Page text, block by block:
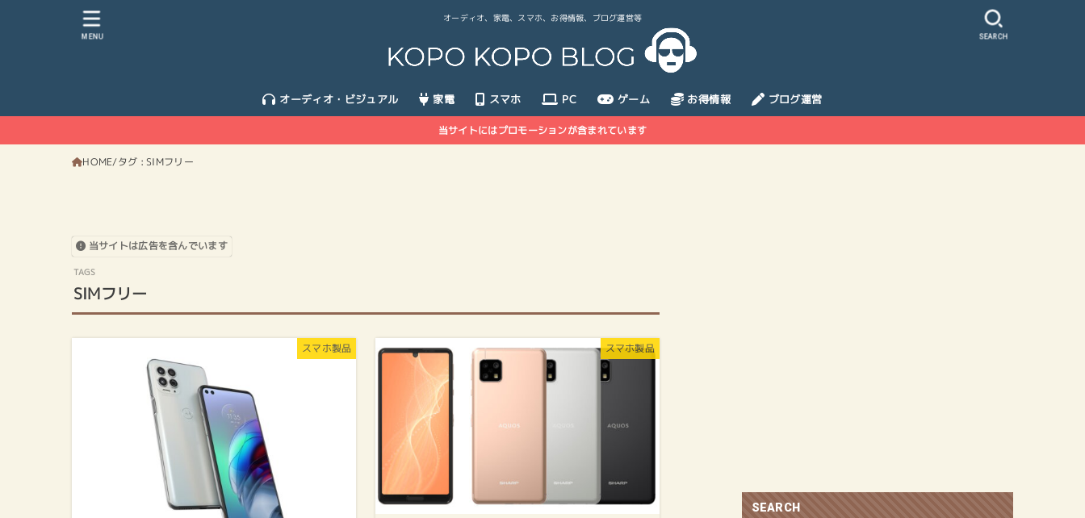
オーディオ、家電、スマホ、お得情報、ブログ運営等
オーディオ・ビジュアル 家電 スマホ PC ゲーム お得情報 ブログ運営
SEARCH
MENU
当サイトにはプロモーションが含まれています
HOME タグ : SIMフリー
当サイトは広告を含んでいます
SIMフリー
スマホ製品 スマホ製品
SEARCH